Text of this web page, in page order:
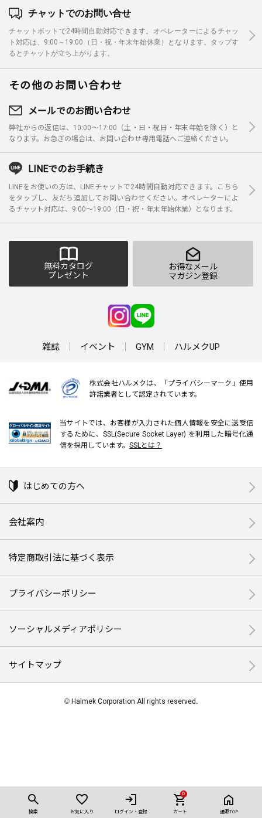
検索 お気に入り ログイン・登録
0
カート 通販TOP
チャットでのお問い合せ
チャットボットで24時間自動対応できます。オペレーターによるチャッ
ト対応は、9:00～19:00（日・祝・年末年始休業）となります。タップす
るとチャットが立ち上がります。
その他のお問い合わせ
メールでのお問い合わせ
弊社からの返信は、10:00～17:00（土・日・祝日・年末年始を除く）と
なります。お急ぎの場合は、お問い合わせ専用電話へご連絡ください。
LINEでのお手続き
LINEをお使いの方は、LINEチャットで24時間自動対応できます。こちら
をタップし、友だち追加してお問い合わせください。オペレーターによ
るチャット対応は、9:00～19:00（日・祝・年末年始休業）となります。
無料カタログ
プレゼント
お得なメール
マガジン登録
雑誌 イベント GYM ハルメクUP
株式会社ハルメクは、「プライバシーマーク」使用
許諾業者として認定されています。
当サイトでは、お客様が入力された個人情報を安全に送受信
するために、SSL(Secure Socket Layer) を利用した暗号化通
信を採用しています。 SSLとは？
はじめての方へ
会社案内
特定商取引法に基づく表示
プライバシーポリシー
ソーシャルメディアポリシー
サイトマップ
© Halmek Corporation All rights reserved.